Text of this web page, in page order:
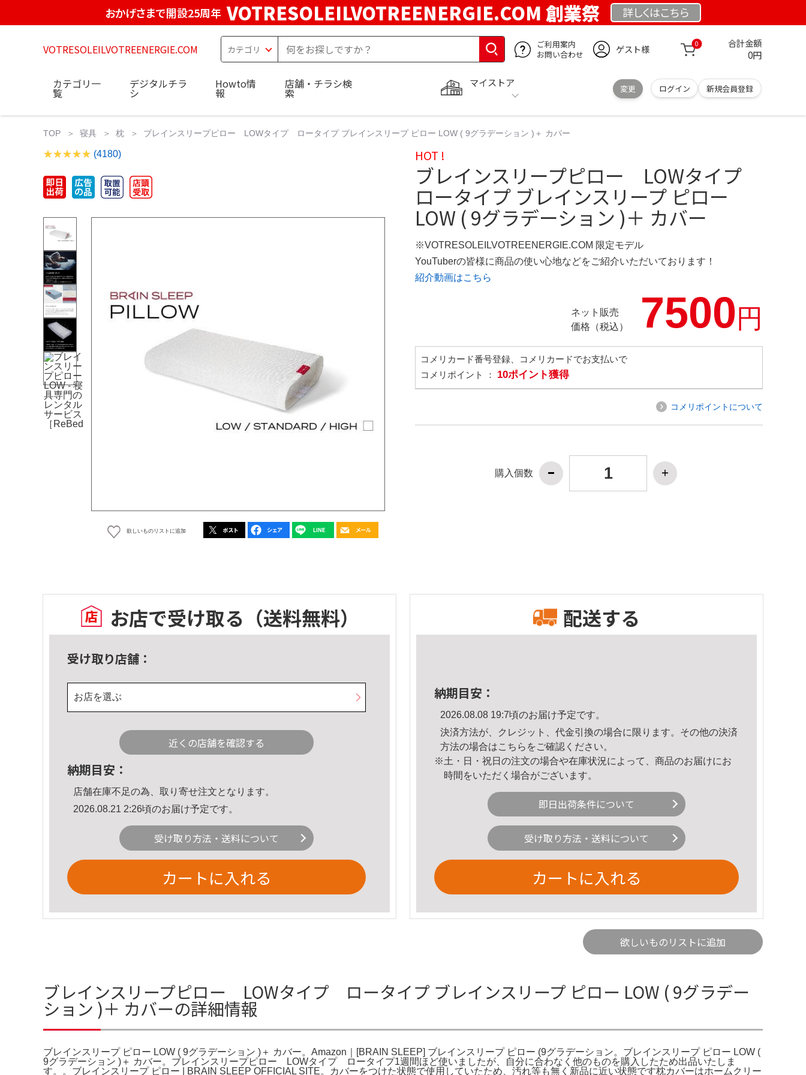
おかげさまで開設25周年 VOTRESOLEILVOTREENERGIE.COM 創業祭 詳しくはこちら
VOTRESOLEILVOTREENERGIE.COM
ご利用案内
お問い合わせ
ゲスト様 0 合計金額
0円
マイストア
変更 ログイン 新規会員登録
カテゴリ一
覧
デジタルチラ
シ
Howto情
報
店舗・チラシ検
索
TOP 寝具 枕 ブレインスリープピロー LOWタイプ ロータイプ ブレインスリープ ピロー LOW ( 9グラデーション )＋ カバー
(4180)
欲しいものリストに追加
HOT !
ブレインスリープピロー LOWタイプ
ロータイプ ブレインスリープ ピロー
LOW ( 9グラデーション )＋ カバー
※VOTRESOLEILVOTREENERGIE.COM 限定モデル
YouTuberの皆様に商品の使い心地などをご紹介いただいております！
紹介動画はこちら
ネット販売
価格（税込）
7500円
コメリカード番号登録、コメリカードでお支払いで
コメリポイント ： 10ポイント獲得
コメリポイントについて
購入個数
お店で受け取る （送料無料）
受け取り店舗：
お店を選ぶ
近くの店舗を確認する
納期目安：
店舗在庫不足の為、取り寄せ注文となります。
2026.08.21 2:26頃のお届け予定です。
受け取り方法・送料について
カートに入れる
配送する
納期目安：
2026.08.08 19:7頃のお届け予定です。
決済方法が、クレジット、代金引換の場合に限ります。その他の決済
方法の場合はこちら をご確認ください。
※土・日・祝日の注文の場合や在庫状況によって、商品のお届けにお
時間をいただく場合がございます。
即日出荷条件について
受け取り方法・送料について
カートに入れる
欲しいものリストに追加
ブレインスリープピロー LOWタイプ ロータイプ ブレインスリープ ピロー LOW ( 9グラデー
ション )＋ カバーの詳細情報
ブレインスリープ ピロー LOW ( 9グラデーション )＋ カバー。Amazon｜[BRAIN SLEEP] ブレインスリープ ピロー (9グラデーション。ブレインスリープ ピロー LOW (
9グラデーション )＋ カバー。ブレインスリープピロー LOWタイプ ロータイプ1週間ほど使いましたが、自分に合わなく他のものを購入したため出品いたしま
す。。ブレインスリープ ピロー | BRAIN SLEEP OFFICIAL SITE。カバーをつけた状態で使用していたため、汚れ等も無く新品に近い状態です枕カバーはホームクリー